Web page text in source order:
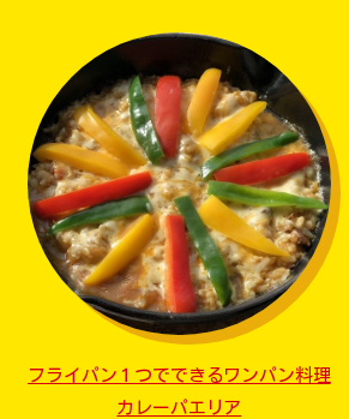
フライパン１つでできるワンパン料理
カレーパエリア